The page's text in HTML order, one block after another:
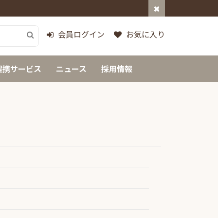
会員ログイン お気に入り
携サービス ニュース 採用情報